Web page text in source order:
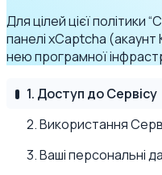
Для цілей цієї політики
панелі xCaptcha (акаунт
нею програмної
1. Доступ до Сервісу
2. Використання
3. Ваші персональні